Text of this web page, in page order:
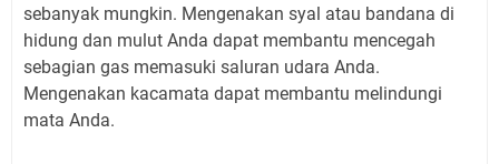
sebanyak mungkin. Mengenakan syal atau bandana di
hidung dan mulut Anda dapat membantu mencegah
sebagian gas memasuki saluran udara Anda.
Mengenakan kacamata dapat membantu melindungi
mata Anda.